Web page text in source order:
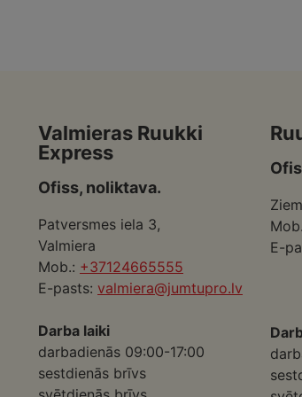
Valmieras Ruukki
Express
Ofiss, noliktava.
Patversmes iela 3,
Valmiera
Mob.: +37124665555
E-pasts: valmiera@jumtupro.lv
Darba laiki
darbadienās 09:00-17:00
sestdienās brīvs
E-